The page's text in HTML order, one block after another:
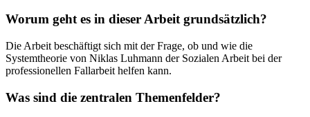
Worum geht es in dieser Arbeit grundsätzlich?
Die Arbeit beschäftigt sich mit der Frage, ob und wie die
Systemtheorie von Niklas Luhmann der Sozialen Arbeit bei der
professionellen Fallarbeit helfen kann.
Was sind die zentralen Themenfelder?